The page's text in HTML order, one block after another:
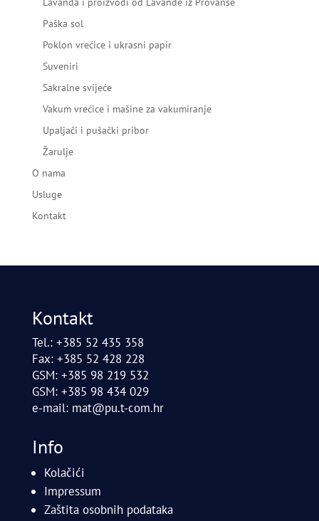
Paška sol
Poklon vrećice i ukrasni papir
Suveniri
Sakralne svijeće
Vakum vrećice i mašine za vakumiranje
Upaljači i pušački pribor
Žarulje
O nama
Usluge
Kontakt
Kontakt
Tel.: +385 52 435 358
Fax: +385 52 428 228
GSM: +385 98 219 532
GSM: +385 98 434 029
e-mail: mat@pu.t-com.hr
Info
Kolačići
Impressum
Zaštita osobnih podataka